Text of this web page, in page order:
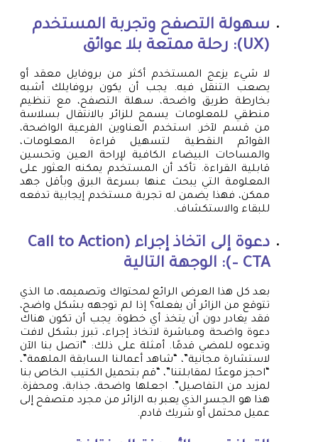
سهولة التصفح وتجربة المستخدم
(UX): رحلة ممتعة بلا عوائق
لا شيء يزعج المستخدم أكثر من بروفايل معقد أو
يصعب التنقل فيه. يجب أن يكون بروفايلك أشبه
بخارطة طريق واضحة، سهلة التصفح، مع تنظيم
منطقي للمعلومات يسمح للزائر بالانتقال بسلاسة
من قسم لآخر. استخدم العناوين الفرعية الواضحة،
القوائم النقطية لتسهيل قراءة المعلومات،
والمساحات البيضاء الكافية لإراحة العين وتحسين
قابلية القراءة. تأكد أن المستخدم يمكنه العثور على
المعلومة التي يبحث عنها بسرعة البرق وبأقل جهد
ممكن، فهذا يضمن له تجربة مستخدم إيجابية تدفعه
للبقاء والاستكشاف.
دعوة إلى اتخاذ إجراء (Call to Action
– CTA): الوجهة التالية
بعد كل هذا العرض الرائع لمحتواك وتصميمه، ما الذي
تتوقع من الزائر أن يفعله؟ إذا لم توجهه بشكل واضح،
فقد يغادر دون أن يتخذ أي خطوة. يجب أن تكون هناك
دعوة واضحة ومباشرة لاتخاذ إجراء، تبرز بشكل لافت
وتدعوه للمضي قدمًا. أمثلة على ذلك: “اتصل بنا الآن
لاستشارة مجانية”، “شاهد أعمالنا السابقة الملهمة”،
“احجز موعدًا لمقابلتنا”، “قم بتحميل الكتيب الخاص بنا
لمزيد من التفاصيل”. اجعلها واضحة، جذابة، ومحفزة.
هذا هو الجسر الذي يعبر به الزائر من مجرد متصفح إلى
عميل محتمل أو شريك قادم.